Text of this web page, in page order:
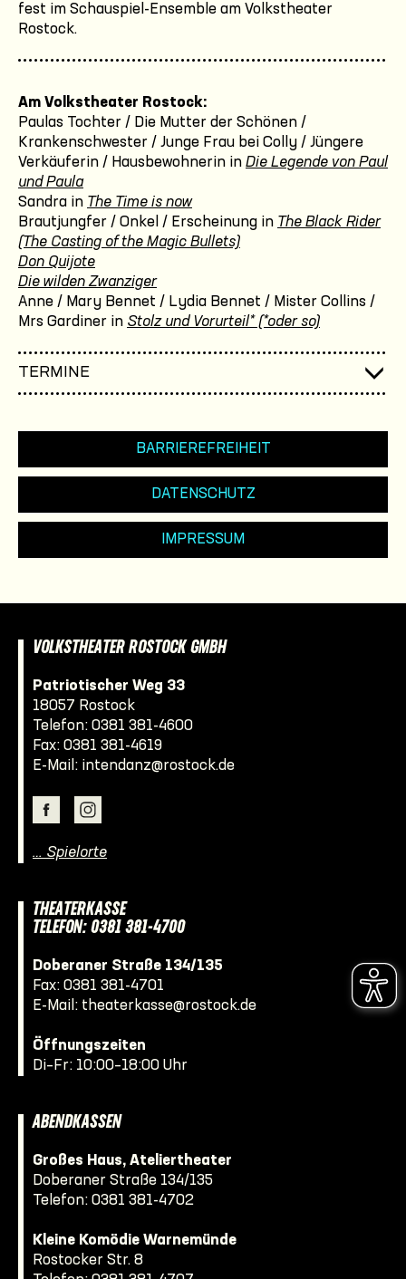
fest im Schauspiel-Ensemble am Volkstheater
Rostock.
Am Volkstheater Rostock:
Paulas Tochter / Die Mutter der Schönen /
Krankenschwester / Junge Frau bei Colly / Jüngere
Verkäuferin / Hausbewohnerin in Die Legende von Paul
und Paula
Sandra in The Time is now
Brautjungfer / Onkel / Erscheinung in The Black Rider
(The Casting of the Magic Bullets)
Don Quijote
Die wilden Zwanziger
Anne / Mary Bennet / Lydia Bennet / Mister Collins /
Mrs Gardiner in Stolz und Vorurteil* (*oder so)
TERMINE
BARRIEREFREIHEIT
DATENSCHUTZ
IMPRESSUM
VOLKSTHEATER ROSTOCK GMBH
Patriotischer Weg 33
18057 Rostock
Telefon: 0381 381-4600
Fax: 0381 381-4619
E-Mail: intendanz@rostock.de
… Spielorte
THEATERKASSE
TELEFON: 0381 381-4700
Doberaner Straße 134/135
Fax: 0381 381-4701
E-Mail: theaterkasse@rostock.de
Öffnungszeiten
Di–Fr: 10:00–18:00 Uhr
ABENDKASSEN
Großes Haus, Ateliertheater
Doberaner Straße 134/135
Telefon: 0381 381-4702
Kleine Komödie Warnemünde
Rostocker Str. 8